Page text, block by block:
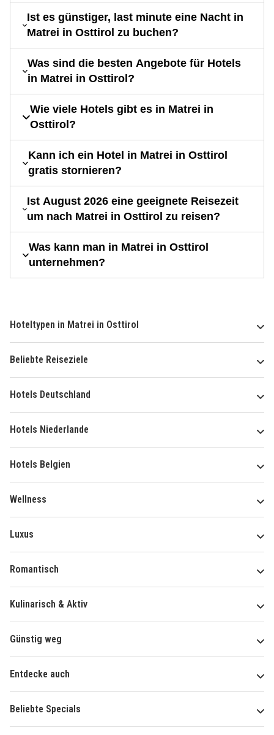
Ist es günstiger, last minute eine Nacht in
Matrei in Osttirol zu buchen?
Was sind die besten Angebote für Hotels
in Matrei in Osttirol?
Wie viele Hotels gibt es in Matrei in
Osttirol?
Kann ich ein Hotel in Matrei in Osttirol
gratis stornieren?
Ist August 2026 eine geeignete Reisezeit
um nach Matrei in Osttirol zu reisen?
Was kann man in Matrei in Osttirol
unternehmen?
Hoteltypen in Matrei in Osttirol
Beliebte Reiseziele
Hotels Deutschland
Hotels Niederlande
Hotels Belgien
Wellness
Luxus
Romantisch
Kulinarisch & Aktiv
Günstig weg
Entdecke auch
Beliebte Specials